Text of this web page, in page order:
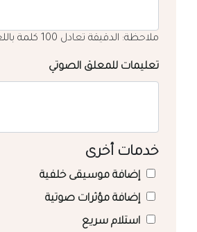
ملاحظة: الدقيقة تعادل 100 كلمة باللغة العربية
تعليمات للمعلق الصوتي
خدمات أخرى
إضافة موسيقى خلفية
إضافة مؤثرات صوتية
استلام سريع